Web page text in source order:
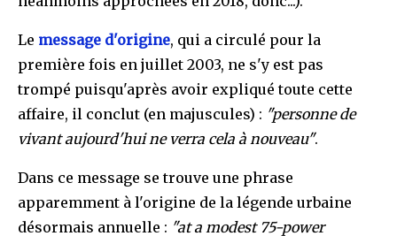
Le message d'origine, qui a circulé pour la
première fois en juillet 2003, ne s'y est pas
trompé puisqu'après avoir expliqué toute cette
affaire, il conclut (en majuscules) : "personne de
vivant aujourd'hui ne verra cela à nouveau".
Dans ce message se trouve une phrase
apparemment à l'origine de la légende urbaine
désormais annuelle : "at a modest 75-power